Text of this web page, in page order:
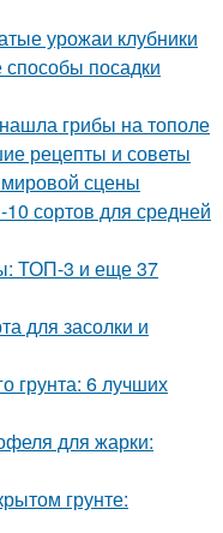
урожаи клубники
посадки
грибы на тополе
рецепты и советы
сцены
сортов для средней
ТОП-3 и еще 37
для засолки и
грунта: 6 лучших
для жарки:
грунте: